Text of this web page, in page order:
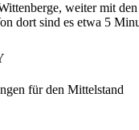
, weiter mit
dort sind es etwa 5
für den Mittelstand